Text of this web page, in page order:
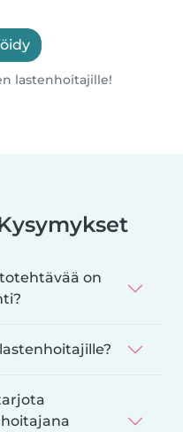
lastenhoitajille!
on